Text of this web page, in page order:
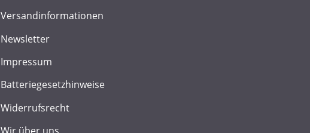
Versandinformationen
Newsletter
Impressum
Batteriegesetzhinweise
Widerrufsrecht